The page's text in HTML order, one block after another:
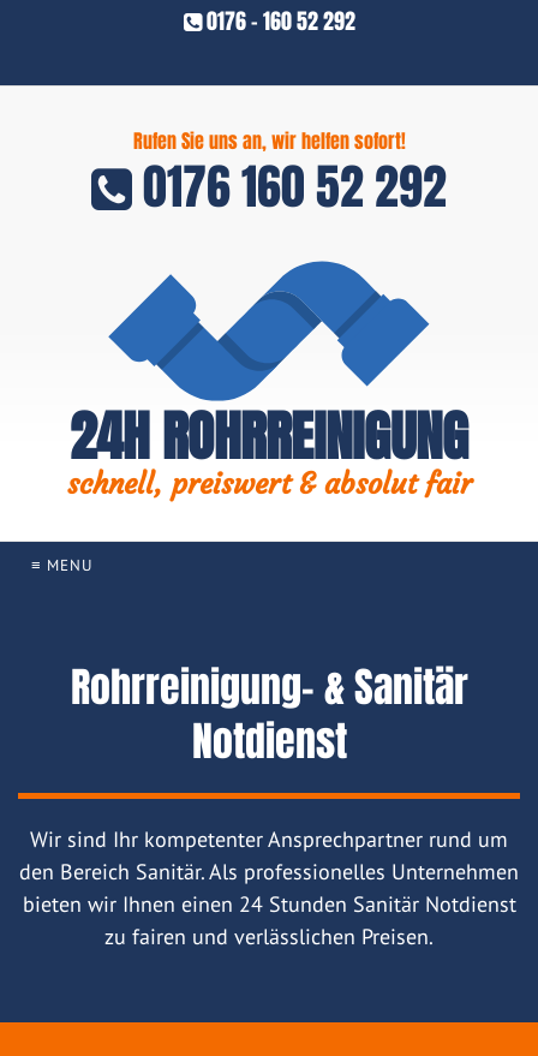
0176 - 160 52 292
Rufen Sie uns an, wir helfen sofort!
0176 160 52 292
24H ROHRREINIGUNG
schnell, preiswert & absolut fair
≡ MENU
Rohrreinigung- & Sanitär
Notdienst
Wir sind Ihr kompetenter Ansprechpartner rund um
den Bereich Sanitär. Als professionelles Unternehmen
bieten wir Ihnen einen 24 Stunden Sanitär Notdienst
zu fairen und verlässlichen Preisen.